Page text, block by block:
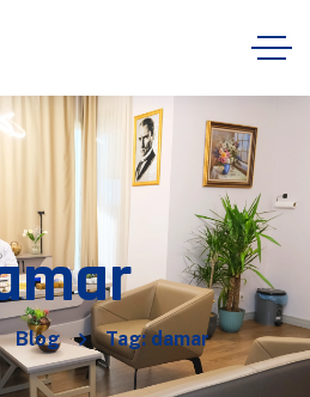
Blog Tag: damar